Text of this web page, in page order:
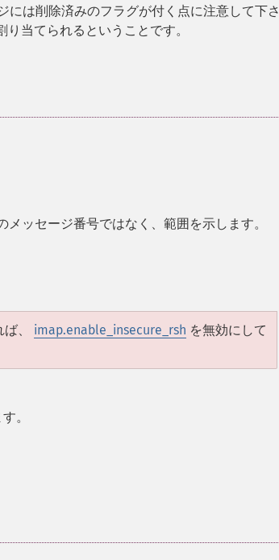
には削除済みのフラグが付く点に注意して下さ
当てられるということです。
メッセージ番号ではなく、範囲を示します。
、 imap.enable_insecure_rsh を無効にして
。